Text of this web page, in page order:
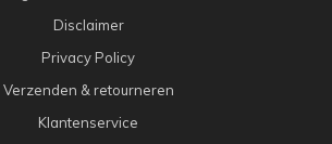
Disclaimer
Privacy Policy
Verzenden & retourneren
Klantenservice